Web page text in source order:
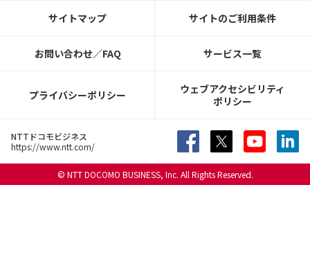
サイトマップ サイトのご利用条件
お問い合わせ／FAQ サービス一覧
プライバシーポリシー
ウェブアクセシビリティ
ポリシー
NTTドコモビジネス
https://www.ntt.com/
© NTT DOCOMO BUSINESS, Inc. All Rights Reserved.